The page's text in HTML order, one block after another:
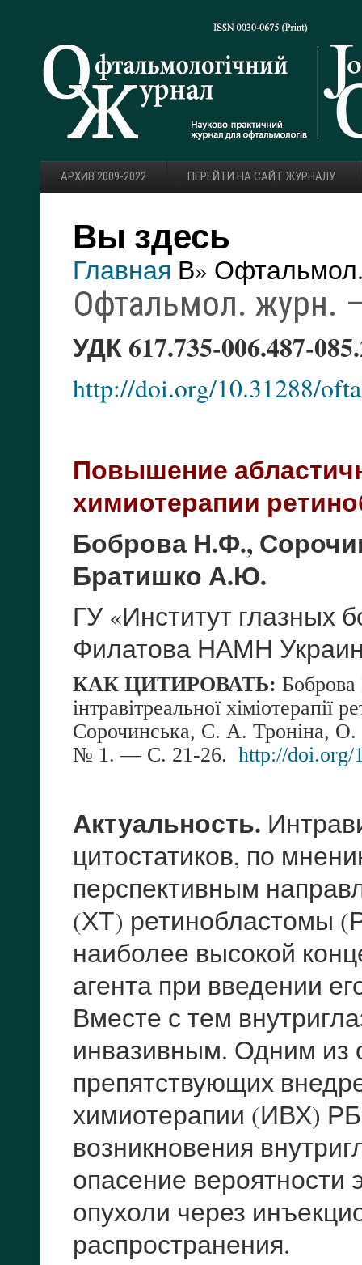
АРХИВ 2009-2022 ПЕРЕЙТИ НА САЙТ ЖУРНАЛУ
Вы здесь
Главная В»
Офтальмол. журн.
УДК 617.735-006.487-
http://doi.org/10.31288/
Повышение
химиотерапии
Боброва Н.Ф.,
Братишко А.Ю.
ГУ «Институт глазных
Филатова НАМН
КАК ЦИТИРОВАТЬ:
інтравітреальної хіміотерапії
Сорочинська, С. А. Троніна, О.
№ 1. — С. 21-26. http://doi.org/
Актуальность.
цитостатиков, по
перспективным
(ХТ) ретинобластомы
наиболее высокой
агента при введении
Вместе с тем
инвазивным. Одним из
препятствующих
химиотерапии (ИВХ)
возникновения
опасение вероятности
опухоли через
распространения.